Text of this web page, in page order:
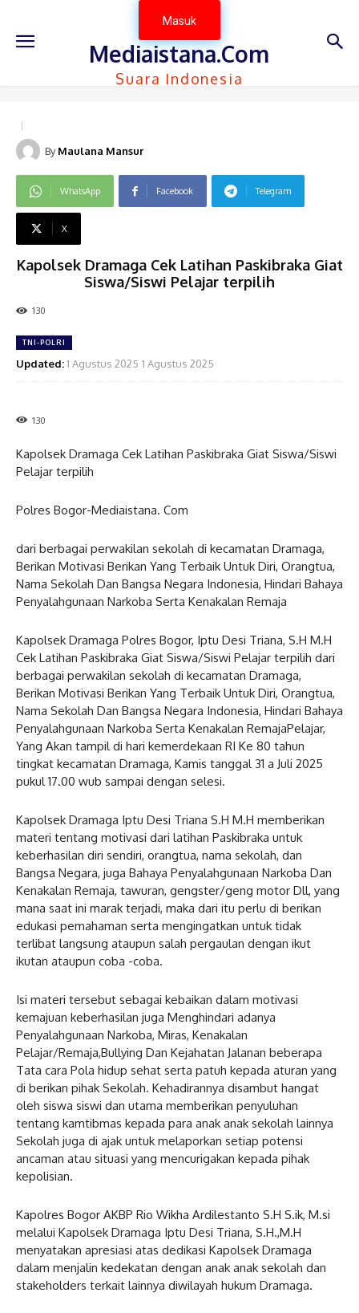
Masuk
Mediaistana.Com
Suara Indonesia
By Maulana Mansur
WhatsApp Facebook Telegram
X
Kapolsek Dramaga Cek Latihan Paskibraka Giat
Siswa/Siswi Pelajar terpilih
130
TNI-POLRI
Updated:1 Agustus 2025 1 Agustus 2025
130
Kapolsek Dramaga Cek Latihan Paskibraka Giat Siswa/Siswi
Pelajar terpilih
Polres Bogor-Mediaistana. Com
dari berbagai perwakilan sekolah di kecamatan Dramaga,
Berikan Motivasi Berikan Yang Terbaik Untuk Diri, Orangtua,
Nama Sekolah Dan Bangsa Negara Indonesia, Hindari Bahaya
Penyalahgunaan Narkoba Serta Kenakalan Remaja
Kapolsek Dramaga Polres Bogor, Iptu Desi Triana, S.H M.H
Cek Latihan Paskibraka Giat Siswa/Siswi Pelajar terpilih dari
berbagai perwakilan sekolah di kecamatan Dramaga,
Berikan Motivasi Berikan Yang Terbaik Untuk Diri, Orangtua,
Nama Sekolah Dan Bangsa Negara Indonesia, Hindari Bahaya
Penyalahgunaan Narkoba Serta Kenakalan RemajaPelajar,
Yang Akan tampil di hari kemerdekaan RI Ke 80 tahun
tingkat kecamatan Dramaga, Kamis tanggal 31 a Juli 2025
pukul 17.00 wub sampai dengan selesi.
Kapolsek Dramaga Iptu Desi Triana S.H M.H memberikan
materi tentang motivasi dari latihan Paskibraka untuk
keberhasilan diri sendiri, orangtua, nama sekolah, dan
Bangsa Negara, juga Bahaya Penyalahgunaan Narkoba Dan
Kenakalan Remaja, tawuran, gengster/geng motor Dll, yang
mana saat ini marak terjadi, maka dari itu perlu di berikan
edukasi pemahaman serta mengingatkan untuk tidak
terlibat langsung ataupun salah pergaulan dengan ikut
ikutan ataupun coba -coba.
Isi materi tersebut sebagai kebaikan dalam motivasi
kemajuan keberhasilan juga Menghindari adanya
Penyalahgunaan Narkoba, Miras, Kenakalan
Pelajar/Remaja,Bullying Dan Kejahatan Jalanan beberapa
Tata cara Pola hidup sehat serta patuh kepada aturan yang
di berikan pihak Sekolah. Kehadirannya disambut hangat
oleh siswa siswi dan utama memberikan penyuluhan
tentang kamtibmas kepada para anak anak sekolah lainnya
Sekolah juga di ajak untuk melaporkan setiap potensi
ancaman atau situasi yang mencurigakan kepada pihak
kepolisian.
Kapolres Bogor AKBP Rio Wikha Ardilestanto S.H S.ik, M.si
melalui Kapolsek Dramaga Iptu Desi Triana, S.H.,M.H
menyatakan apresiasi atas dedikasi Kapolsek Dramaga
dalam menjalin kedekatan dengan anak anak sekolah dan
stakeholders terkait lainnya diwilayah hukum Dramaga.